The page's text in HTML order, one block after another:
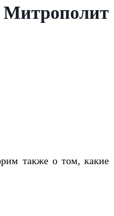
также о том, какие